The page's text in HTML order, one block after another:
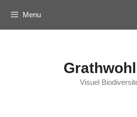
content
Menu
Visuel